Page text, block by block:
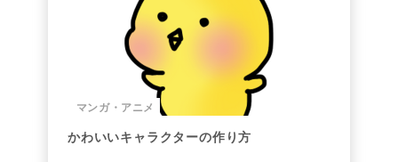
マンガ・アニメ
かわいいキャラクターの作り方